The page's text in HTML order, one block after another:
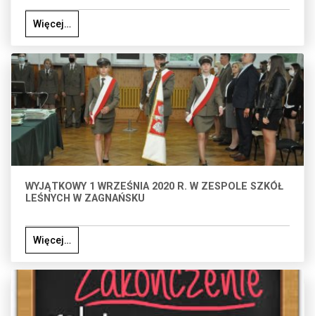
Więcej…
WYJĄTKOWY 1 WRZEŚNIA 2020 R. W ZESPOLE SZKÓŁ
LEŚNYCH W ZAGNAŃSKU
Więcej…